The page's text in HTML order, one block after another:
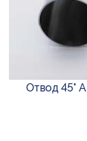
Отвод 45°